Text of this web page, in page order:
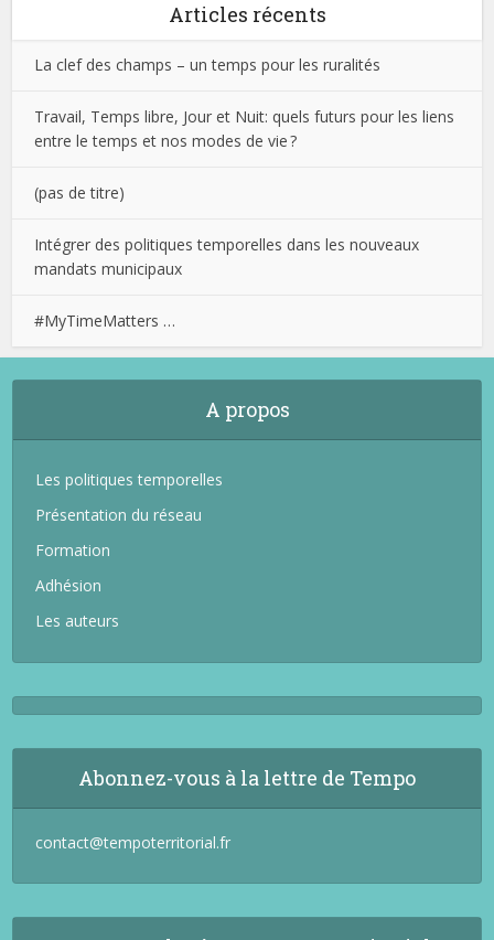
Articles récents
La clef des champs – un temps pour les ruralités
Travail, Temps libre, Jour et Nuit: quels futurs pour les liens
entre le temps et nos modes de vie ?
(pas de titre)
Intégrer des politiques temporelles dans les nouveaux
mandats municipaux
#MyTimeMatters …
A propos
Les politiques temporelles
Présentation du réseau
Formation
Adhésion
Les auteurs
Abonnez-vous à la lettre de Tempo
contact@tempoterritorial.fr